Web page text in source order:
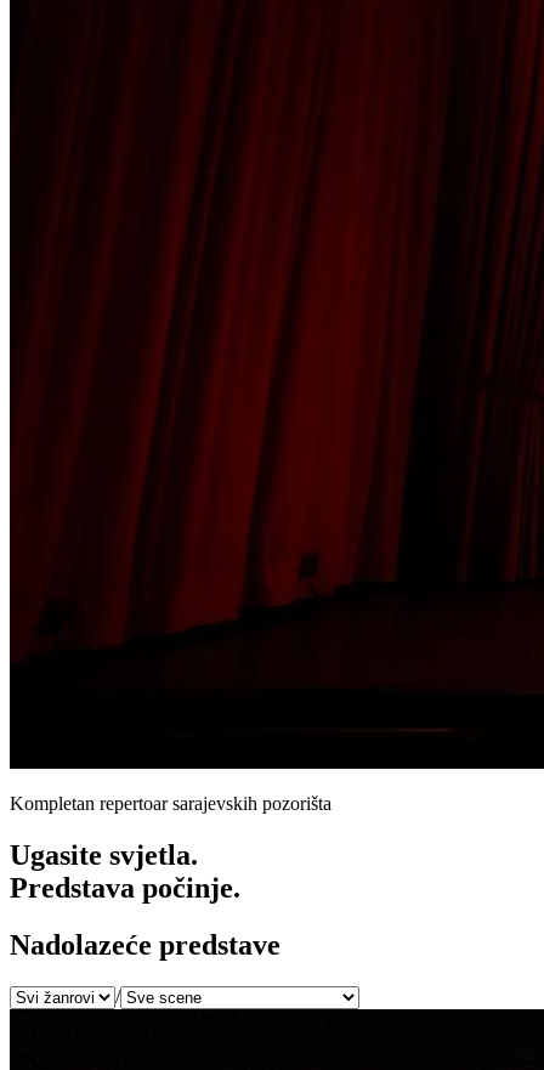
Kompletan repertoar sarajevskih pozorišta
Ugasite svjetla.
Predstava počinje.
Nadolazeće predstave
/